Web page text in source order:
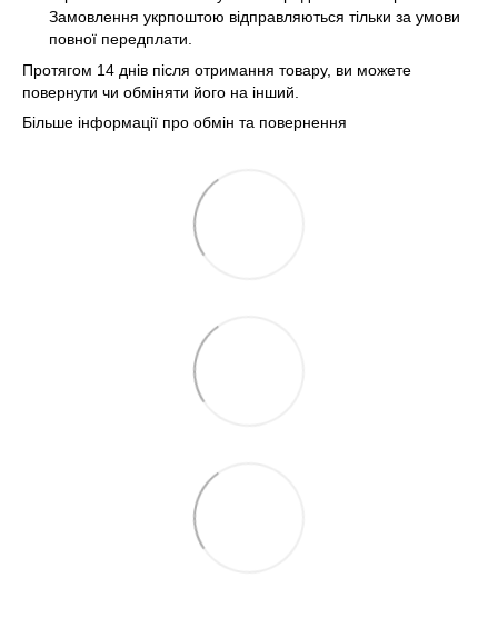
Замовлення укрпоштою відправляються тільки за умови
повної передплати.
Протягом 14 днів після отримання товару, ви можете
повернути чи обміняти його на інший.
Більше інформації про обмін та повернення